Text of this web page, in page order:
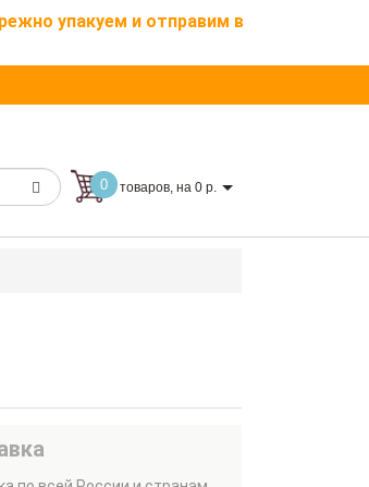
упакуем и отправим в
0 товаров, на 0 р.